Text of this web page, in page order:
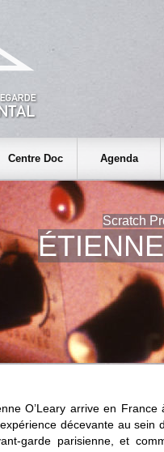
Centre Doc Agenda
Scratch
O’Leary arrive en France
décevante au sein
garde parisienne, et